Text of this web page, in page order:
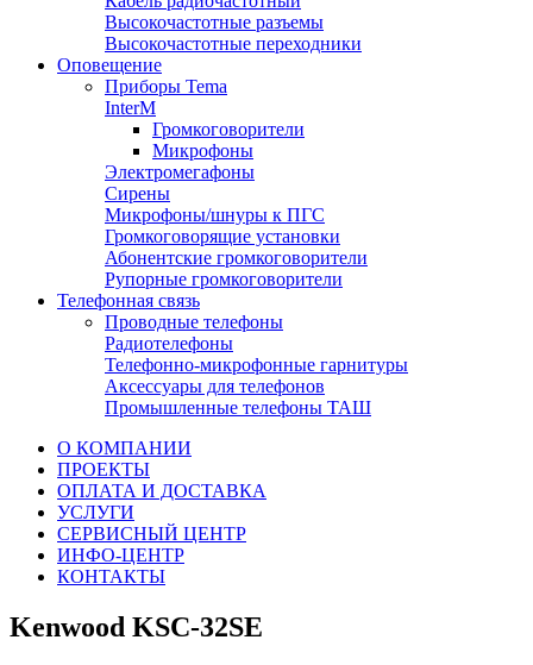
Высокочастотные разъемы
Высокочастотные переходники
Оповещение
Приборы Tema
InterM
Громкоговорители
Микрофоны
Электромегафоны
Сирены
Микрофоны/шнуры к ПГС
Громкоговорящие установки
Абонентские громкоговорители
Рупорные громкоговорители
Телефонная связь
Проводные телефоны
Радиотелефоны
Телефонно-микрофонные гарнитуры
Аксессуары для телефонов
Промышленные телефоны ТАШ
О КОМПАНИИ
ПРОЕКТЫ
ОПЛАТА И ДОСТАВКА
УСЛУГИ
СЕРВИСНЫЙ ЦЕНТР
ИНФО-ЦЕНТР
КОНТАКТЫ
Kenwood KSC-32SE